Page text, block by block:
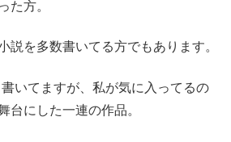
た方。
説を多数書いてる方でもあります。
いてますが、私が気に入ってるの
台にした一連の作品。